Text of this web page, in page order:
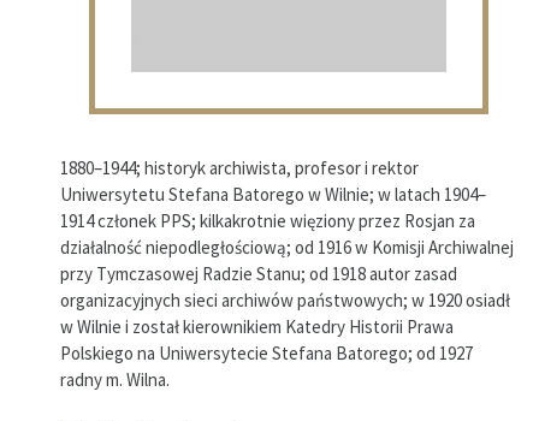
1880–1944; historyk archiwista, profesor i rektor
Uniwersytetu Stefana Batorego w Wilnie; w latach 1904–
1914 członek PPS; kilkakrotnie więziony przez Rosjan za
działalność niepodległościową; od 1916 w Komisji Archiwalnej
przy Tymczasowej Radzie Stanu; od 1918 autor zasad
organizacyjnych sieci archiwów państwowych; w 1920 osiadł
w Wilnie i został kierownikiem Katedry Historii Prawa
Polskiego na Uniwersytecie Stefana Batorego; od 1927
radny m. Wilna.